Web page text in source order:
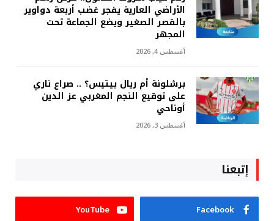
الأراضي العارية يفجر غضب أربعة دواوير
بالقصر الصغير ويضع الجماعة تحت
المجهر
أغسطس 4, 2026
برشلونة أم ريال بيتيس؟ .. صراع ناري
على توقيع النجم المغربي عز الدين
أوناحي
أغسطس 3, 2026
إتبعنا
Facebook
YouTube